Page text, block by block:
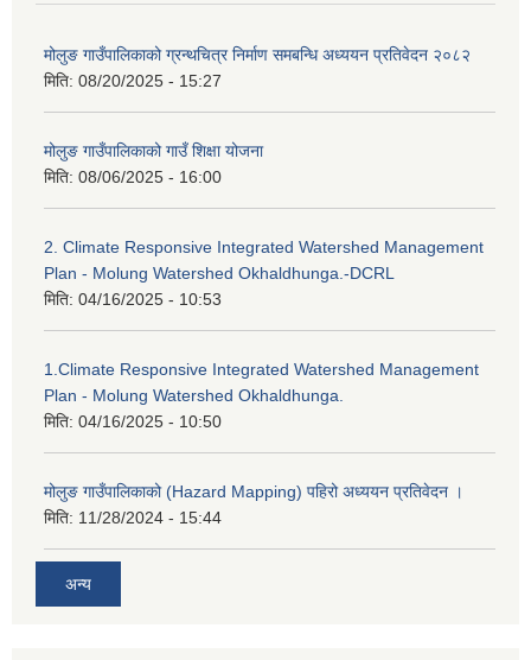
मोलुङ गाउँपालिकाको ग्रन्थचित्र निर्माण समबन्धि अध्ययन प्रतिवेदन २०८२
मिति: 08/20/2025 - 15:27
मोलुङ गाउँपालिकाको गाउँ शिक्षा योजना
मिति: 08/06/2025 - 16:00
2. Climate Responsive Integrated Watershed Management
Plan - Molung Watershed Okhaldhunga.-DCRL
मिति: 04/16/2025 - 10:53
1.Climate Responsive Integrated Watershed Management
Plan - Molung Watershed Okhaldhunga.
मिति: 04/16/2025 - 10:50
मोलुङ गाउँपालिकाको (Hazard Mapping) पहिरो अध्ययन प्रतिवेदन ।
मिति: 11/28/2024 - 15:44
अन्य